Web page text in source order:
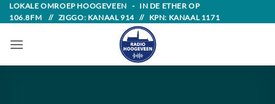
Skip
to
content
LOKALE OMROEP HOOGEVEEN - IN DE ETHER OP
106.8FM // ZIGGO: KANAAL 914 // KPN: KANAAL 1171